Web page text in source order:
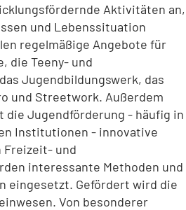
Aktivitäten an,
und Lebenssituation
regelmäßige Angebote für
die Teeny- und
Jugendbildungswerk, das
und Streetwork. Außerdem
Jugendförderung - häufig in
Institutionen - innovative
Freizeit- und
interessante Methoden und
eingesetzt. Gefördert wird die
Von besonderer